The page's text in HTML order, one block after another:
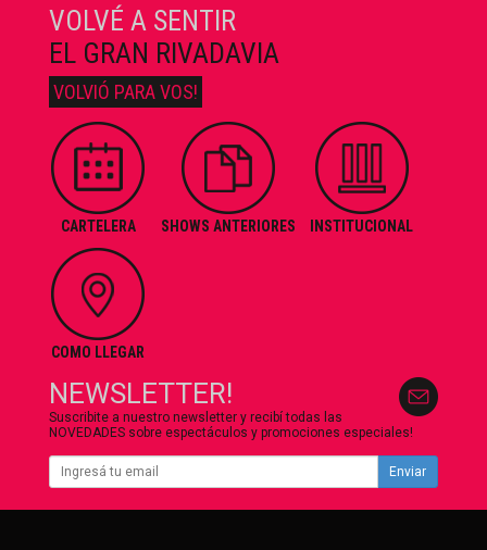
VOLVÉ A SENTIR
EL GRAN RIVADAVIA
VOLVIÓ PARA VOS!
CARTELERA SHOWS ANTERIORES INSTITUCIONAL
COMO LLEGAR
NEWSLETTER!
Suscribite a nuestro newsletter y recibí todas las
NOVEDADES sobre espectáculos y promociones especiales!
Enviar